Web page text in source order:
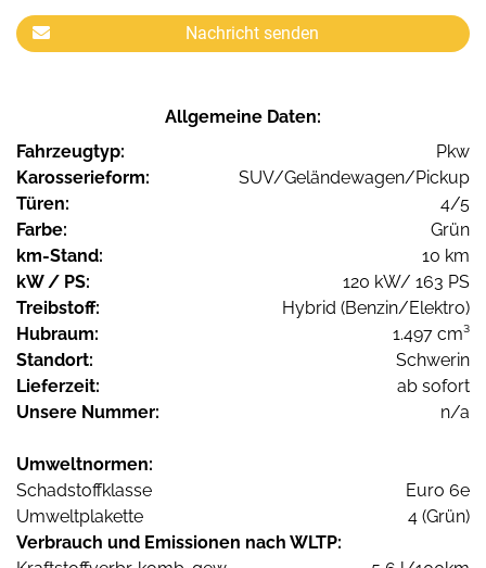
Nachricht senden
Allgemeine Daten:
Fahrzeugtyp:
Pkw
Karosserieform:
SUV/Geländewagen/Pickup
Türen:
4/5
Farbe:
Grün
km-Stand:
10 km
kW / PS:
120 kW/ 163 PS
Treibstoff:
Hybrid (Benzin/Elektro)
Hubraum:
1.497 cm³
Standort:
Schwerin
Lieferzeit:
ab sofort
Unsere Nummer:
n/a
Umweltnormen:
Schadstoffklasse
Euro 6e
Umweltplakette
4 (Grün)
Verbrauch und Emissionen nach WLTP: